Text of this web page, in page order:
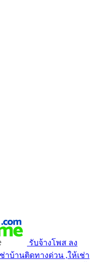
รับจ้างโพส ลง
าบ้านติดทางด่วน ,ให้เช่า